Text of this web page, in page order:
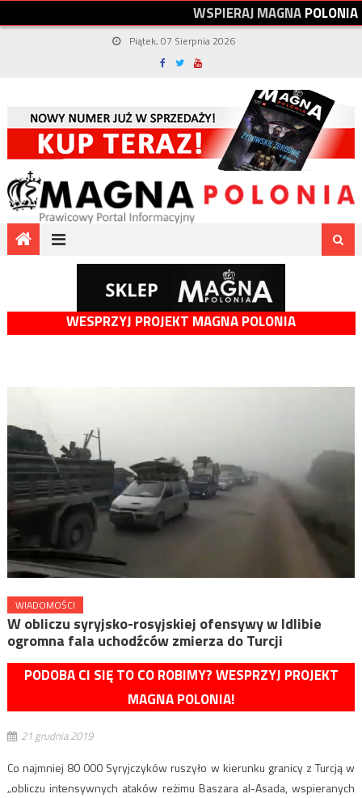
WSPIERAJMAGNAPOLONIA
Piątek, 07 Sierpnia 2026
WESPRZYJ PROJEKT MAGNA POLONIA
WIADOMOŚCI
W obliczu syryjsko-rosyjskiej ofensywy w Idlibie
ogromna fala uchodźców zmierza do Turcji
PODOBA CI SIĘ TO CO ROBIMY? WESPRZYJ PROJEKT
MAGNA POLONIA!
21 grudnia 2019
Co najmniej 80 000 Syryjczyków ruszyło w kierunku granicy z Turcją w
„obliczu intensywnych ataków reżimu Baszara al-Asada, wspieranych